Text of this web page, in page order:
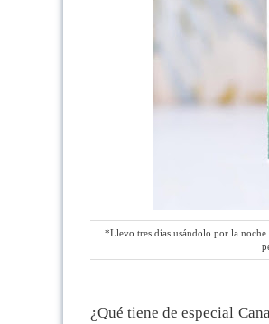
*Llevo tres días usándolo por la noche
¿Qué tiene de especial